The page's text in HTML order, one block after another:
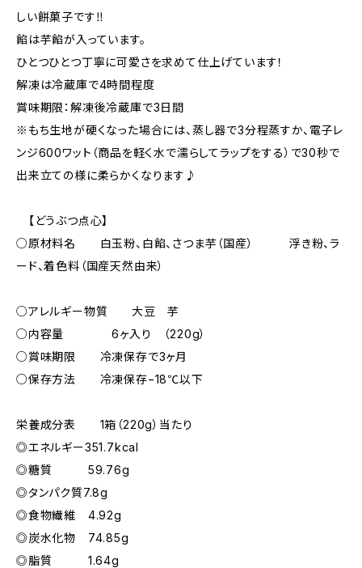
しい餅菓子です‼︎
餡は芋餡が入っています。
ひとつひとつ丁寧に可愛さを求めて仕上げています！
解凍は冷蔵庫で4時間程度
賞味期限：解凍後冷蔵庫で3日間
※もち生地が硬くなった場合には、蒸し器で3分程蒸すか、電子レ
ンジ600ワット（商品を軽く水で濡らしてラップをする）で30秒で
出来立ての様に柔らかくなります♪
【どうぶつ点心】
○原材料名 白玉粉、白餡、さつま芋（国産） 浮き粉、ラ
ード、着色料（国産天然由来）
○アレルギー物質 大豆 芋
○内容量 6ヶ入り （220g）
○賞味期限 冷凍保存で3ヶ月
○保存方法 冷凍保存−18℃以下
栄養成分表 1箱（220g）当たり
◎エネルギー351.7kcal
◎糖質 59.76g
◎タンパク質7.8g
◎食物繊維 4.92g
◎炭水化物 74.85g
◎脂質 1.64g